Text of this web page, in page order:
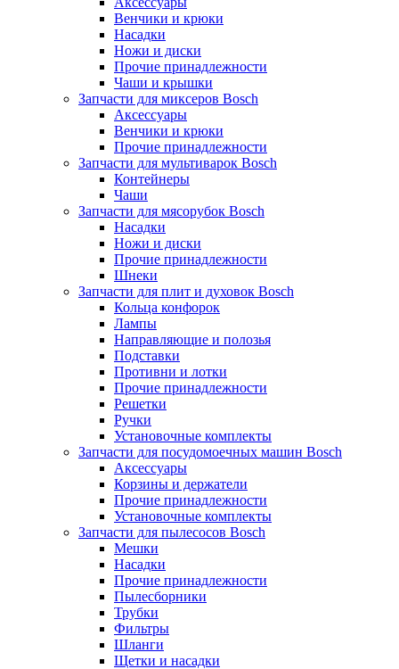
Венчики и крюки
Насадки
Ножи и диски
Прочие принадлежности
Чаши и крышки
Запчасти для миксеров Bosch
Аксессуары
Венчики и крюки
Прочие принадлежности
Запчасти для мультиварок Bosch
Контейнеры
Чаши
Запчасти для мясорубок Bosch
Насадки
Ножи и диски
Прочие принадлежности
Шнеки
Запчасти для плит и духовок Bosch
Кольца конфорок
Лампы
Направляющие и полозья
Подставки
Противни и лотки
Прочие принадлежности
Решетки
Ручки
Установочные комплекты
Запчасти для посудомоечных машин Bosch
Аксессуары
Корзины и держатели
Прочие принадлежности
Установочные комплекты
Запчасти для пылесосов Bosch
Мешки
Насадки
Прочие принадлежности
Пылесборники
Трубки
Фильтры
Шланги
Щетки и насадки